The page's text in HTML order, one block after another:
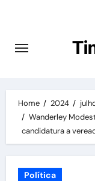
content
Home 2024
Wanderley
candidatura a
Política